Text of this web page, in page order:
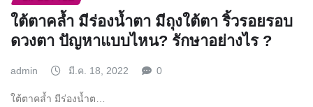
ใต้ตาคล้ำ มีร่องน้ำตา มีถุงใต้ตา ริ้วรอยรอบ
ดวงตา ปัญหาแบบไหน? รักษาอย่างไร ?
admin มี.ค. 18, 2022 0
ใต้ตาคล้ำ มีร่องน้ำต…